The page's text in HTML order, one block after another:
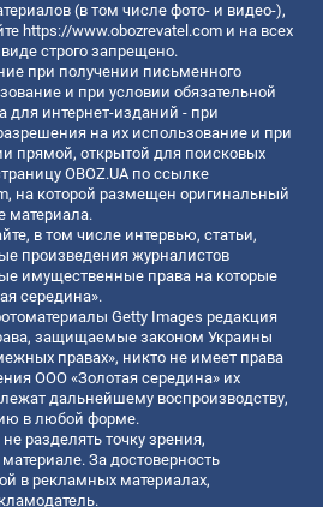
(в том числе фото- и видео-),
https://www.obozrevatel.com и на всех
строго запрещено.
при получении письменного
и при условии обязательной
для интернет-изданий - при
на их использование и при
прямой, открытой для поисковых
OBOZ.UA по ссылке
, на которой размещен оригинальный
материала.
в том числе интервью, статьи,
произведения журналистов
имущественные права на которые
середина».
Getty Images редакция
защищаемые законом Украины
правах», никто не имеет права
ООО «Золотая середина» их
дальнейшему воспроизводству,
в любой форме.
разделять точку зрения,
За достоверность
в рекламных материалах,